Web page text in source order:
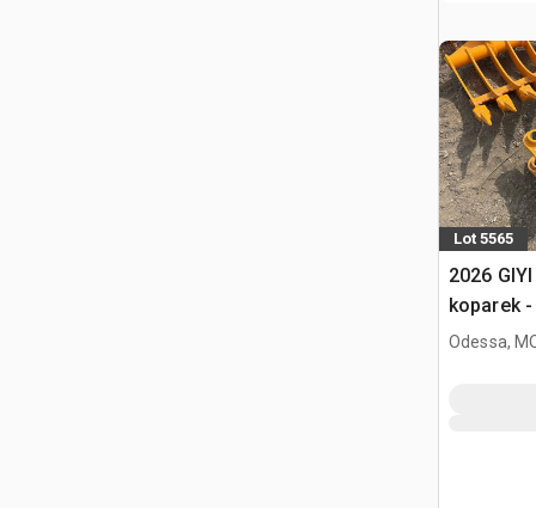
Lot 5565
2026
koparek
(Unused)
Odessa,